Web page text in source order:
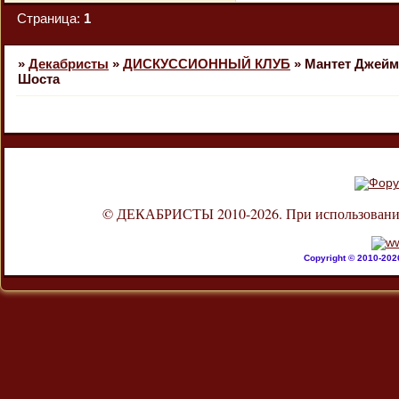
Страница: 1
» Декабристы » ДИСКУССИОННЫЙ КЛУБ » Мантет
Шоста
© ДЕКАБРИСТЫ 2010-2026. При использовании
Copyright © 2010-